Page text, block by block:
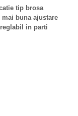
tip brosa
buna ajustare
in parti